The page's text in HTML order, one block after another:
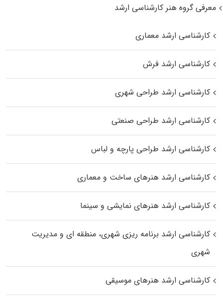
معرفی گروه هنر کارشناسی ارشد
کارشناسی ارشد معماری
کارشناسی ارشد فرش
کارشناسی ارشد طراحی شهری
کارشناسی ارشد طراحی صنعتی
کارشناسی ارشد طراحی پارچه و لباس
کارشناسی ارشد هنرهای ساخت و معماری
کارشناسی ارشد هنرهای نمایشی و سینما
کارشناسی ارشد برنامه ریزی شهری، منطقه‌ ای و مدیریت
شهری
کارشناسی ارشد هنرهای موسیقی